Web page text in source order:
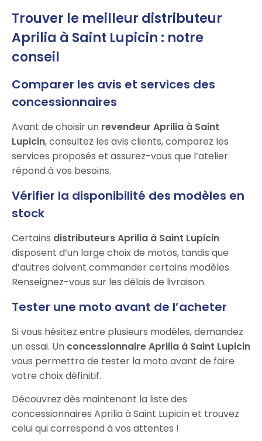
Trouver le meilleur distributeur
Aprilia à Saint Lupicin : notre
conseil
Comparer les avis et services des
concessionnaires
Avant de choisir un revendeur Aprilia à Saint
Lupicin, consultez les avis clients, comparez les
services proposés et assurez-vous que l’atelier
répond à vos besoins.
Vérifier la disponibilité des modèles en
stock
Certains distributeurs Aprilia à Saint Lupicin
disposent d’un large choix de motos, tandis que
d’autres doivent commander certains modèles.
Renseignez-vous sur les délais de livraison.
Tester une moto avant de l’acheter
Si vous hésitez entre plusieurs modèles, demandez
un essai. Un concessionnaire Aprilia à Saint Lupicin
vous permettra de tester la moto avant de faire
votre choix définitif.
Découvrez dès maintenant la liste des
concessionnaires Aprilia à Saint Lupicin et trouvez
celui qui correspond à vos attentes !